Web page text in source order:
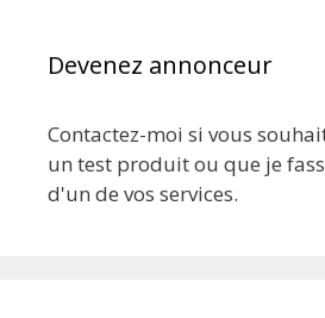
Devenez annonceur
Contactez-moi si vous
un test produit ou que je
d'un de vos services.